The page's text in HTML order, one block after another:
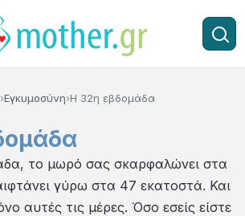
Εγκυμοσύνη Η 32η εβδομάδα
το μωρό σας σκαρφαλώνει στα
γύρω στα 47 εκατοστά. Και
αυτές τις μέρες. Όσο εσείς είστε